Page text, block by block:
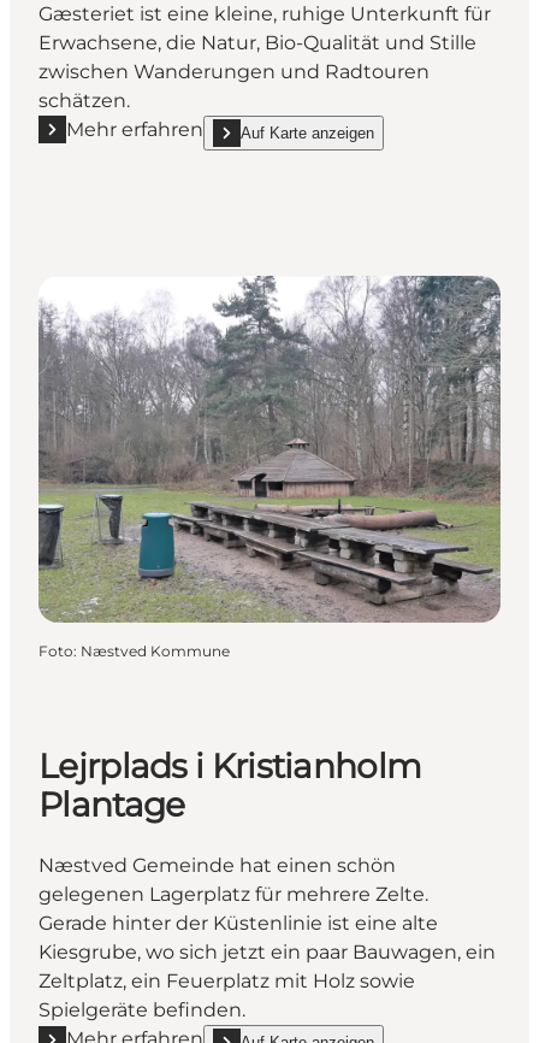
Gæsteriet ist eine kleine, ruhige Unterkunft für
Erwachsene, die Natur, Bio-Qualität und Stille
zwischen Wanderungen und Radtouren
schätzen.
Mehr erfahren
Mehr erfahren "Gæsteriet"Auf Karte anzeigen
show Gæsteriet on_map
Foto: Næstved Kommune
Lejrplads i Kristianholm
Plantage
Næstved Gemeinde hat einen schön
gelegenen Lagerplatz für mehrere Zelte.
Gerade hinter der Küstenlinie ist eine alte
Kiesgrube, wo sich jetzt ein paar Bauwagen, ein
Zeltplatz, ein Feuerplatz mit Holz sowie
Spielgeräte befinden.